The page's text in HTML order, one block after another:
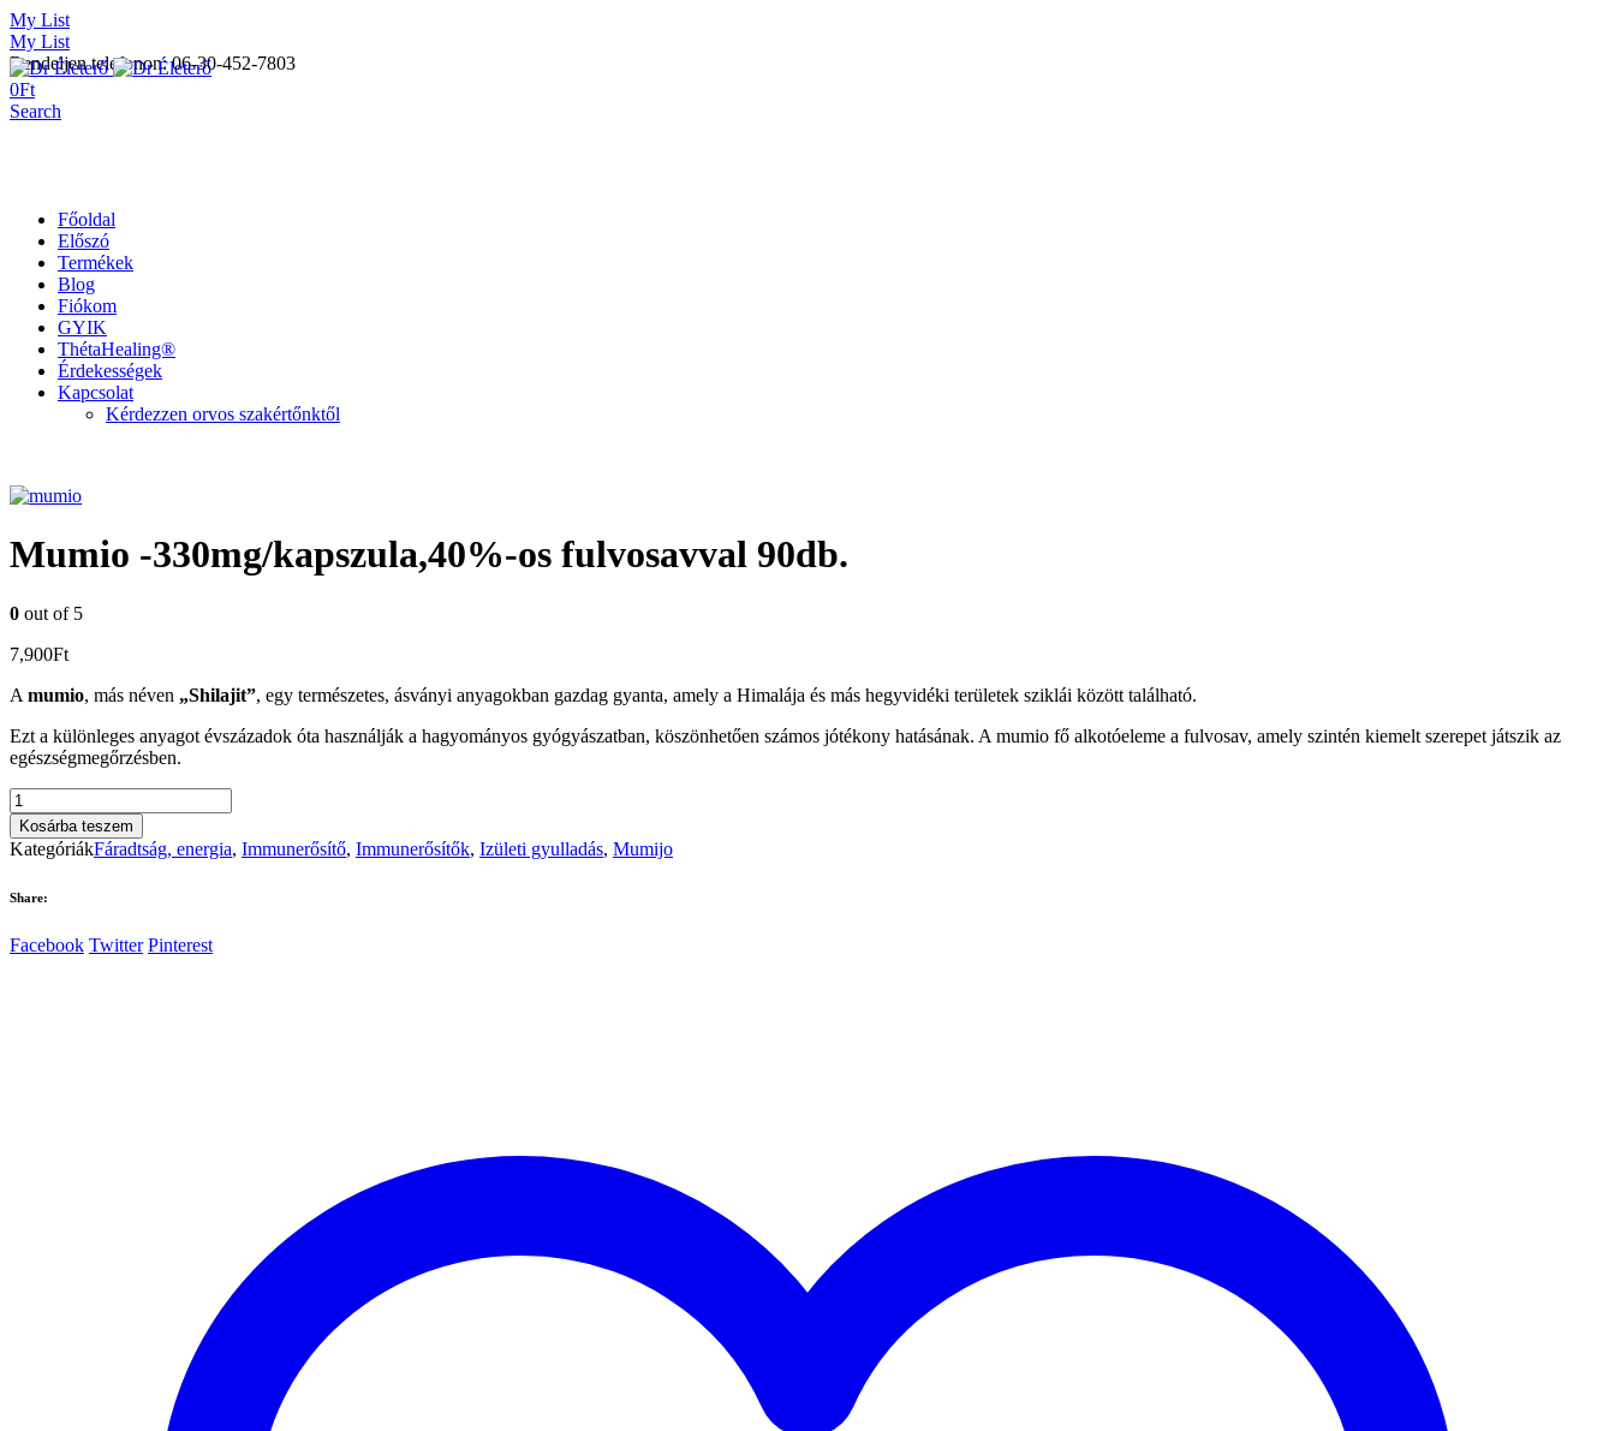
My List
My List
Rendeljen telefonon: 06-30-452-7803
0Ft
Search
Főoldal
Előszó
Termékek
Blog
Fiókom
GYIK
ThétaHealing®
Érdekességek
Kapcsolat
Kérdezzen orvos szakértőnktől
Mumio -330mg/kapszula,40%-os fulvosavval 90db.
0 out of 5
7,900Ft
A mumio, más néven „Shilajit”, egy természetes, ásványi anyagokban gazdag gyanta, amely a Himalája és más hegyvidéki területek sziklái között található.
Ezt a különleges anyagot évszázadok óta használják a hagyományos gyógyászatban, köszönhetően számos jótékony hatásának. A mumio fő alkotóeleme a fulvosav, amely szintén kiemelt szerepet játszik az
egészségmegőrzésben.
Mumio
-330mg/kapszula,40%-
os
fulvosavval
mennyiség
Kosárba teszem
KategóriákFáradtság, energia, Immunerősítő, Immunerősítők, Izületi gyulladás, Mumijo
Share:
Facebook Twitter Pinterest